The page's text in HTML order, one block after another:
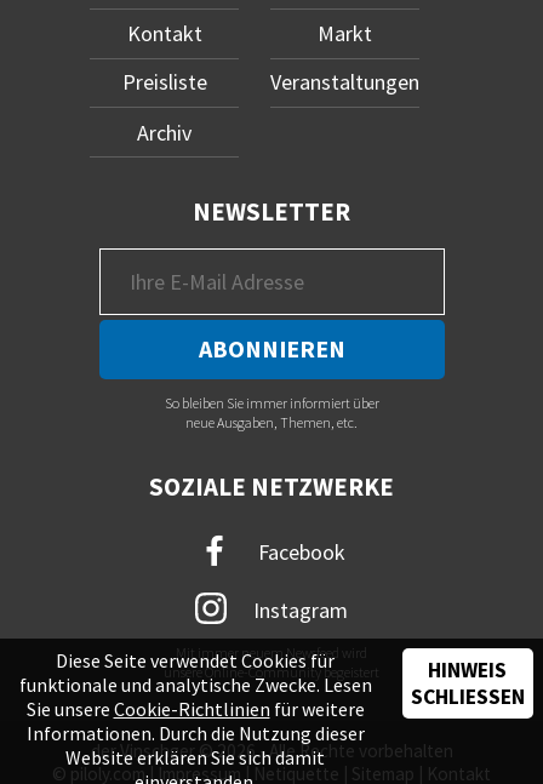
Kontakt
Preisliste
Archiv
Markt
Veranstaltungen
NEWSLETTER
So bleiben Sie immer informiert über
neue Ausgaben, Themen, etc.
SOZIALE NETZWERKE
Facebook
Instagram
Mit immer neuem Newsfeed wird
unsere Online-Community begeistert
der Vinschger © 2026 - Alle Rechte vorbehalten
© piloly.com |Impressum | Netiquette | Sitemap | Kontakt
Diese Seite verwendet Cookies für
funktionale und analytische Zwecke. Lesen
Sie unsere Cookie-Richtlinien für weitere
Informationen. Durch die Nutzung dieser
Website erklären Sie sich damit
HINWEIS
SCHLIESSEN